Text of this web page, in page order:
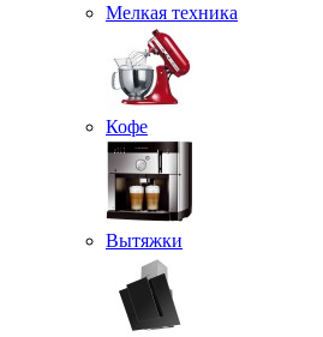
Мелкая техника
Кофе
Вытяжки